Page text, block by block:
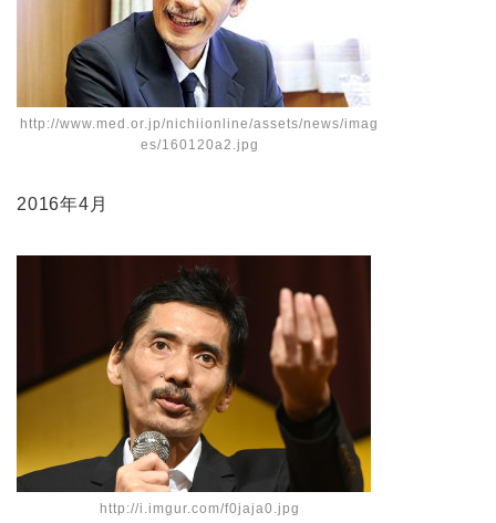
http://www.med.or.jp/nichiionline/assets/news/imag
es/160120a2.jpg
2016年4月
http://i.imgur.com/f0jaja0.jpg